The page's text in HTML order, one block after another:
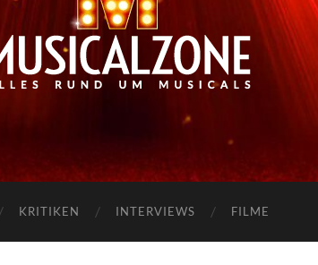
KRITIKEN INTERVIEWS FILME